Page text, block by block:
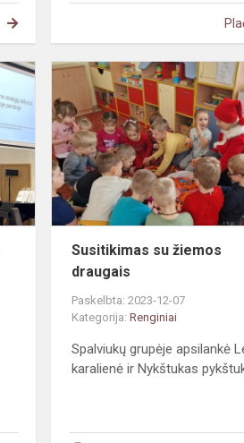
Gimnazijos
pristatyta
tarptautinėje
konferencijoje
Susitikimas su žiemos
draugais
Paskelbta: 2023-12-07
Kategorija:Renginiai
Spalviukų grupėje apsilankė
karalienė ir Nykštukas